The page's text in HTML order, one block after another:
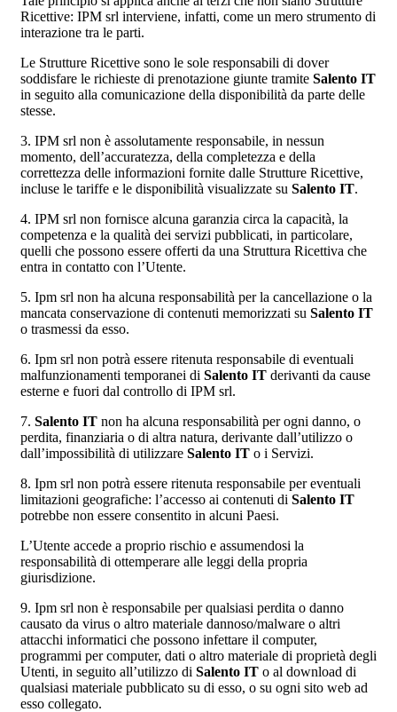
Ricettive: IPM srl interviene, infatti, come un mero strumento di
interazione tra le parti.
Le Strutture Ricettive sono le sole responsabili di dover
soddisfare le richieste di prenotazione giunte tramite Salento IT
in seguito alla comunicazione della disponibilità da parte delle
stesse.
3. IPM srl non è assolutamente responsabile, in nessun
momento, dell’accuratezza, della completezza e della
correttezza delle informazioni fornite dalle Strutture Ricettive,
incluse le tariffe e le disponibilità visualizzate su Salento IT.
4. IPM srl non fornisce alcuna garanzia circa la capacità, la
competenza e la qualità dei servizi pubblicati, in particolare,
quelli che possono essere offerti da una Struttura Ricettiva che
entra in contatto con l’Utente.
5. Ipm srl non ha alcuna responsabilità per la cancellazione o la
mancata conservazione di contenuti memorizzati su Salento IT
o trasmessi da esso.
6. Ipm srl non potrà essere ritenuta responsabile di eventuali
malfunzionamenti temporanei di Salento IT derivanti da cause
esterne e fuori dal controllo di IPM srl.
7. Salento IT non ha alcuna responsabilità per ogni danno, o
perdita, finanziaria o di altra natura, derivante dall’utilizzo o
dall’impossibilità di utilizzare Salento IT o i Servizi.
8. Ipm srl non potrà essere ritenuta responsabile per eventuali
limitazioni geografiche: l’accesso ai contenuti di Salento IT
potrebbe non essere consentito in alcuni Paesi.
L’Utente accede a proprio rischio e assumendosi la
responsabilità di ottemperare alle leggi della propria
giurisdizione.
9. Ipm srl non è responsabile per qualsiasi perdita o danno
causato da virus o altro materiale dannoso/malware o altri
attacchi informatici che possono infettare il computer,
programmi per computer, dati o altro materiale di proprietà degli
Utenti, in seguito all’utilizzo di Salento IT o al download di
qualsiasi materiale pubblicato su di esso, o su ogni sito web ad
esso collegato.